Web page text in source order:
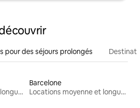
pour des séjours prolongés
Locations moyenne et longue durée
Barcelone
Locations moyenne et longue durée